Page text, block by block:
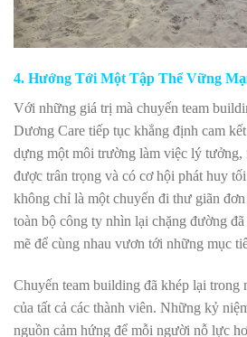
4. Hướng Tới Một Tập Thể Vững
Với những giá trị mà chuyến team
Dương Care tiếp tục khẳng định cam
dựng một môi trường làm việc lý tưởng,
được trân trọng và có cơ hội phát huy
không chỉ là một chuyến đi thư giãn
toàn bộ công ty nhìn lại chặng đường
mẽ để cùng nhau vươn tới những mục
Chuyến team building đã khép lại trong
của tất cả các thành viên. Những kỷ
nguồn cảm hứng để mỗi người nỗ lực